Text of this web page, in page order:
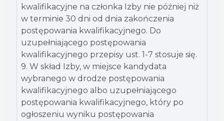
kwalifikacyjne na członka Izby nie później niż
w terminie 30 dni od dnia zakończenia
postępowania kwalifikacyjnego. Do
uzupełniającego postępowania
kwalifikacyjnego przepisy ust. 1-7 stosuje się.
9. W skład Izby, w miejsce kandydata
wybranego w drodze postępowania
kwalifikacyjnego albo uzupełniającego
postępowania kwalifikacyjnego, który po
ogłoszeniu wyniku postępowania